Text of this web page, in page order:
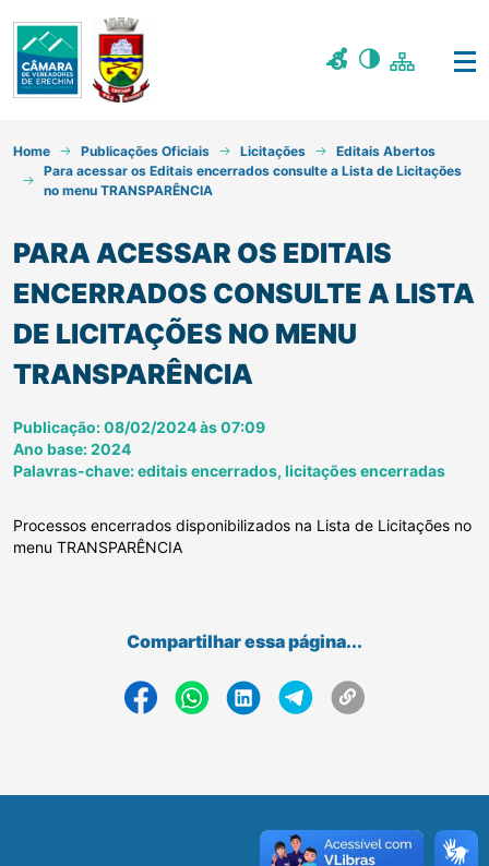
Home Publicações Oficiais Licitações
Editais Abertos
Para acessar os Editais encerrados consulte a Lista de Licitações
no menu TRANSPARÊNCIA
PARA ACESSAR OS EDITAIS
ENCERRADOS CONSULTE A LISTA
DE LICITAÇÕES NO MENU
TRANSPARÊNCIA
Publicação: 08/02/2024 às 07:09
Ano base: 2024
Palavras-chave: editais encerrados, licitações encerradas
Processos encerrados disponibilizados na Lista de Licitações no
menu TRANSPARÊNCIA
Compartilhar essa página...